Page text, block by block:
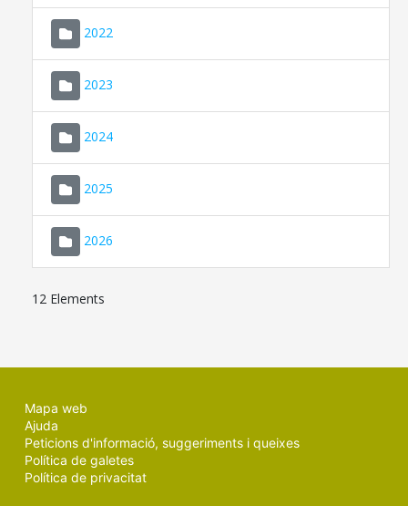
2022
2023
2024
2025
2026
12 Elements
Mapa web
Ajuda
Peticions d'informació, suggeriments i queixes
Política de galetes
Política de privacitat